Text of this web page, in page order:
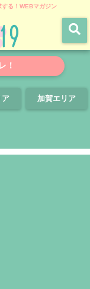
る！WEBマガジン
！
ア 加賀エリア